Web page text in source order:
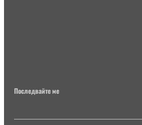
Последвайте ме